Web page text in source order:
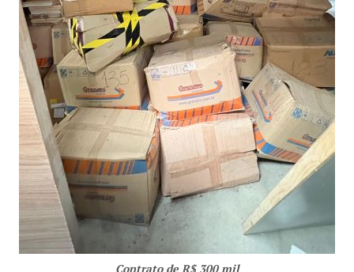
Contrato de R$ 300 mil